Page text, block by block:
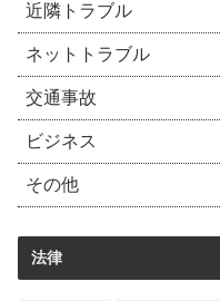
近隣トラブル
ネットトラブル
交通事故
ビジネス
その他
法律